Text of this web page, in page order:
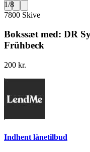
1/8
7800 Skive
Bokssæt med: DR
Frühbeck
200 kr.
Indhent lånetilbud